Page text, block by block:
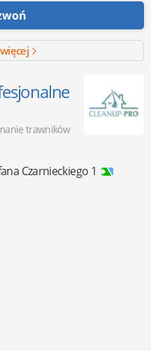
trawników
Czarnieckiego 1